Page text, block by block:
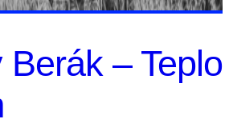
Berák – Teplo